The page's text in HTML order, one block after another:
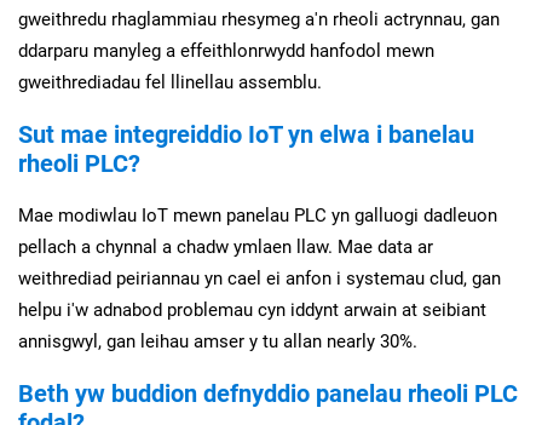
gweithredu rhaglammiau rhesymeg a'n rheoli actrynnau, gan
ddarparu manyleg a effeithlonrwydd hanfodol mewn
gweithrediadau fel llinellau assemblu.
Sut mae integreiddio IoT yn elwa i banelau
rheoli PLC?
Mae modiwlau IoT mewn panelau PLC yn galluogi dadleuon
pellach a chynnal a chadw ymlaen llaw. Mae data ar
weithrediad peiriannau yn cael ei anfon i systemau clud, gan
helpu i'w adnabod problemau cyn iddynt arwain at seibiant
annisgwyl, gan leihau amser y tu allan nearly 30%.
Beth yw buddion defnyddio panelau rheoli PLC